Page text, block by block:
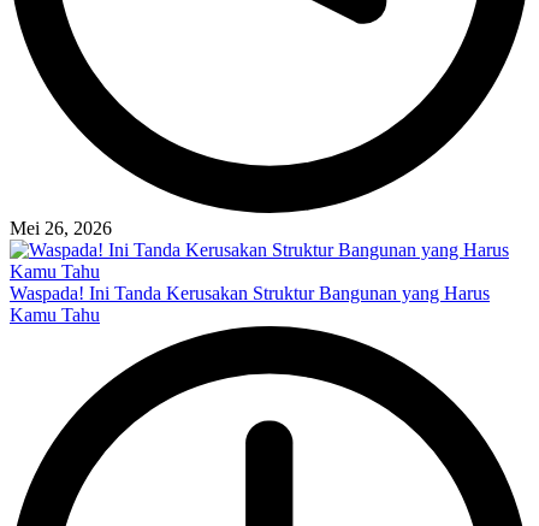
Mei 26, 2026
Waspada! Ini Tanda Kerusakan Struktur Bangunan yang Harus
Kamu Tahu